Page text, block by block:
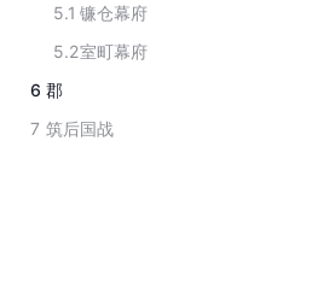
5.1 镰仓幕府
5.2室町幕府
6 郡
7 筑后国战